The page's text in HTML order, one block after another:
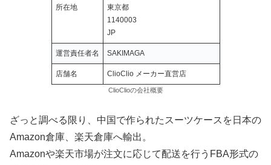
所在地
東京都
1140003
JP
運営責任者名 SAKIMAGA
店舗名 ClioClio メーカー直営店
ClioClioの会社概要
ざっと調べる限り、中国で作られたスーツケースを日本の
Amazon倉庫、楽天倉庫へ輸出。
Amazonや楽天市場が注文に応じて配送を行うFBA形式の